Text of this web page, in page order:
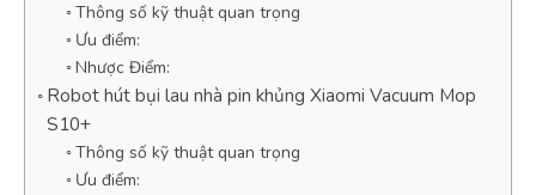
Thông số kỹ thuật quan trọng
Ưu điểm:
Nhược Điểm:
Robot hút bụi lau nhà pin khủng Xiaomi Vacuum Mop
S10+
Thông số kỹ thuật quan trọng
Ưu điểm: